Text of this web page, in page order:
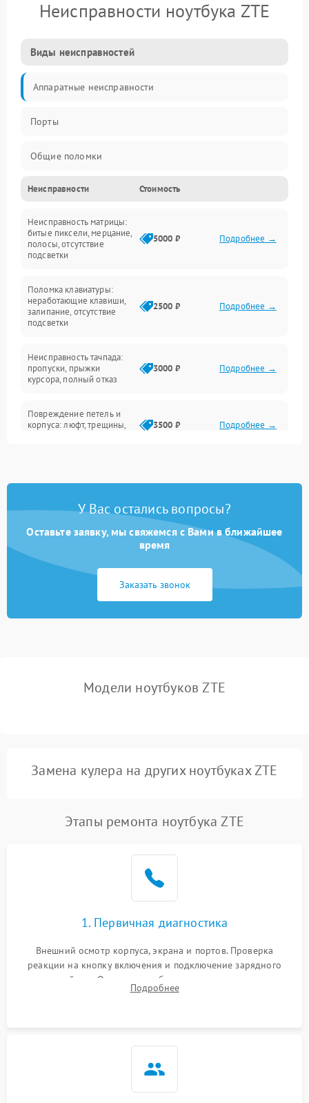
Неисправности ноутбука ZTE
Виды неисправностей
Аппаратные неисправности
Порты
Общие поломки
Устройства
Программные ошибки
Электрические и системные сбои
Интерфейсные проблемы
Батарея
Сеть и интернет
Неисправности Стоимость
Неисправность матрицы:
битые пиксели, мерцание,
полосы, отсутствие
подсветки
5000 ₽ Подробнее →
Поломка клавиатуры:
неработающие клавиши,
залипание, отсутствие
подсветки
2500 ₽ Подробнее →
Неисправность тачпада:
пропуски, прыжки
курсора, полный отказ
3000 ₽ Подробнее →
Повреждение петель и
корпуса: люфт, трещины,
3500 ₽ Подробнее →
быстрая разрядка,
2500 ₽ Подробнее →
Неисправность зарядного
питания
2000 ₽ Подробнее →
неисправности кулера
пропадание диска
У Вас остались вопросы?
Оставьте заявку, мы свяжемся с Вами в ближайшее
время
Заказать звонок
Модели ноутбуков ZTE
Замена кулера на других ноутбуках ZTE
Этапы ремонта ноутбука ZTE
1. Первичная диагностика
Внешний осмотр корпуса, экрана и портов. Проверка
реакции на кнопку включения и подключение зарядного
устройства. Оценка потребления тока с помощью
лабораторного блока питания для локализации проблемы.
Подробнее